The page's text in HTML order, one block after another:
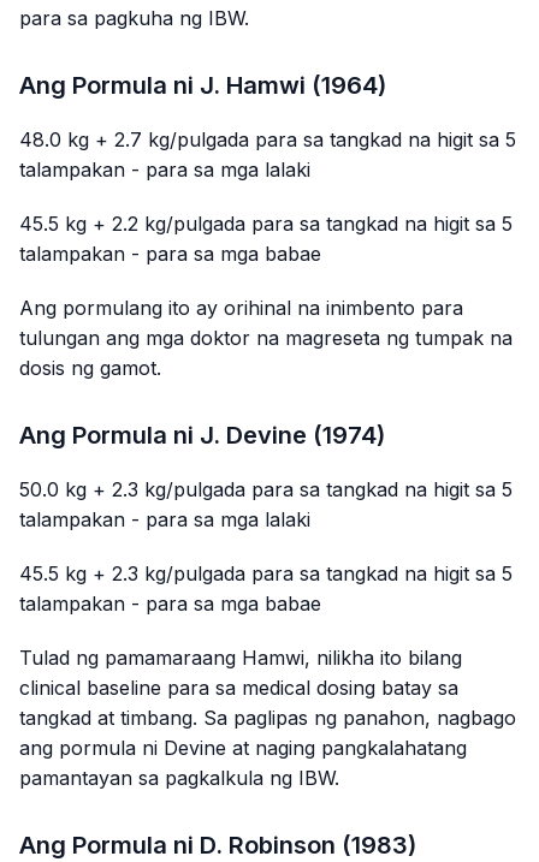
para sa pagkuha ng IBW.
Ang Pormula ni J. Hamwi (1964)
48.0 kg + 2.7 kg/pulgada para sa tangkad na higit sa 5
talampakan - para sa mga lalaki
45.5 kg + 2.2 kg/pulgada para sa tangkad na higit sa 5
talampakan - para sa mga babae
Ang pormulang ito ay orihinal na inimbento para
tulungan ang mga doktor na magreseta ng tumpak na
dosis ng gamot.
Ang Pormula ni J. Devine (1974)
50.0 kg + 2.3 kg/pulgada para sa tangkad na higit sa 5
talampakan - para sa mga lalaki
45.5 kg + 2.3 kg/pulgada para sa tangkad na higit sa 5
talampakan - para sa mga babae
Tulad ng pamamaraang Hamwi, nilikha ito bilang
clinical baseline para sa medical dosing batay sa
tangkad at timbang. Sa paglipas ng panahon, nagbago
ang pormula ni Devine at naging pangkalahatang
pamantayan sa pagkalkula ng IBW.
Ang Pormula ni D. Robinson (1983)